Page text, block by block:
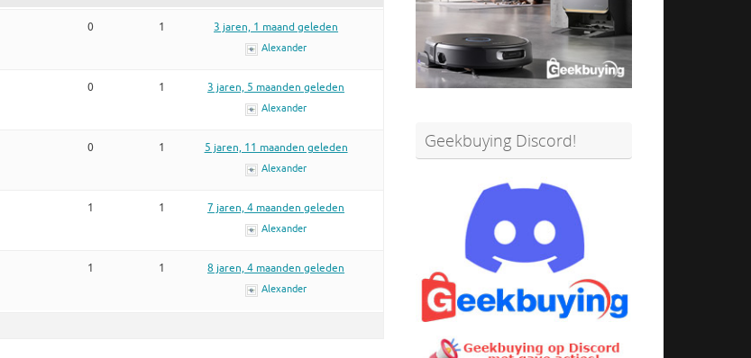
0 1 3 jaren, 1 maand geleden
Alexander
0 1 3 jaren, 5 maanden geleden
Alexander
0 1 5 jaren, 11 maanden geleden
Alexander
1 1 7 jaren, 4 maanden geleden
Alexander
1 1 8 jaren, 4 maanden geleden
Alexander
Geekbuying Discord!